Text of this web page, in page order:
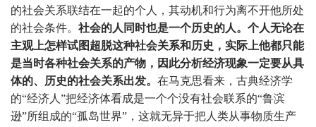
的社会关系联结在一起的个人，其动机和行为离不开他所处
的社会条件。 社会的人同时也是一个历史的人。个人无论在
主观上怎样试图超脱这种社会关系和历史，实际上他都只能
是当时各种社会关系的产物，因此分析经济现象一定要从具
体的、历史的社会关系出发。 在马克思看来，古典经济学
的“经济人”把经济体看成是一个个没有社会联系的“鲁滨
逊”所组成的“孤岛世界”，这就无异于把人类从事物质生产